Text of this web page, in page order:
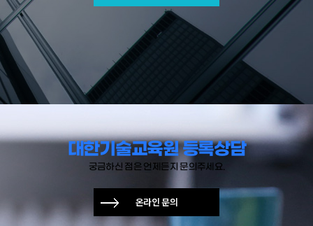
대한기술교육원 등록상담
궁금하신 점은 언제든지 문의주세요.
온라인 문의